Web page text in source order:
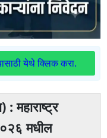
येथे क्लिक करा.
: महाराष्ट्र
मधील